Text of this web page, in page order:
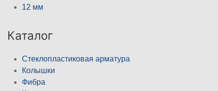
12 мм
Каталог
Стеклопластиковая арматура
Колышки
Фибра